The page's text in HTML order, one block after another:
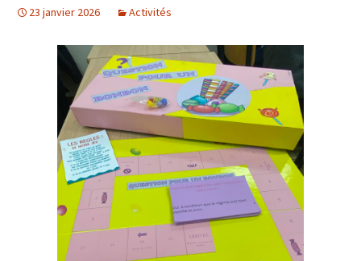
23 janvier 2026 Activités